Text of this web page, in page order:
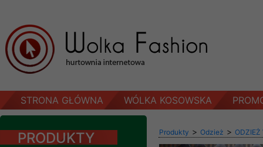
STRONA GŁÓWNA WÓLKA KOSOWSKA
PRODUKTY Produkty > Odzież > ODZIEŻ